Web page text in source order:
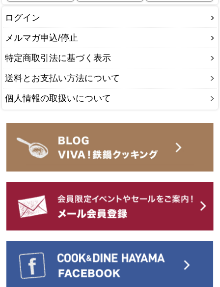
ログイン
メルマガ申込/停止
特定商取引法に基づく表示
送料とお支払い方法について
個人情報の取扱いについて